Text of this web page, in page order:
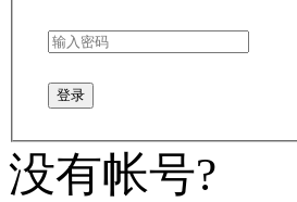
登录
没有帐号?